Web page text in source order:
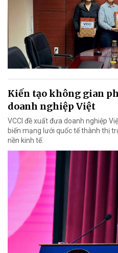
Kiến tạo không gian
doanh nghiệp Việt
VCCI đề xuất đưa doanh nghiệp
biến mạng lưới quốc tế thành thị
nền kinh tế.